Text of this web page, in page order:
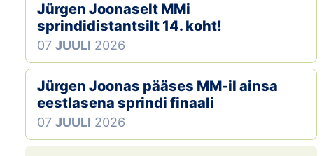
Jürgen Joonaselt MMi
sprindidistantsilt 14. koht!
07 JUULI 2026
Jürgen Joonas pääses MM-il ainsa
eestlasena sprindi finaali
07 JUULI 2026